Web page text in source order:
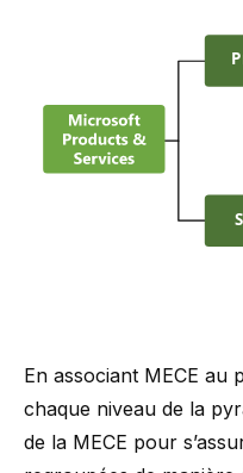
En associant MECE au
chaque niveau de la
de la MECE pour